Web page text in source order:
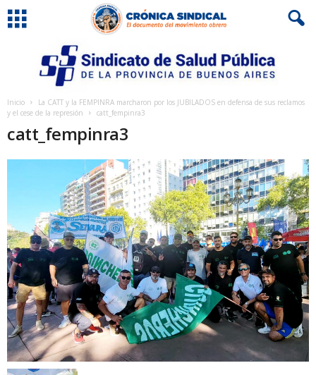
Inicio
La CATT y la FEMPINRA marcharon por los JUBILADOS en defensa de sus reclamos
y el cese de la represión
catt_fempinra3
catt_fempinra3